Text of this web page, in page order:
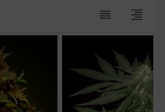
reorder format_align_right